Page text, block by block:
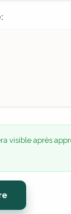
visible après